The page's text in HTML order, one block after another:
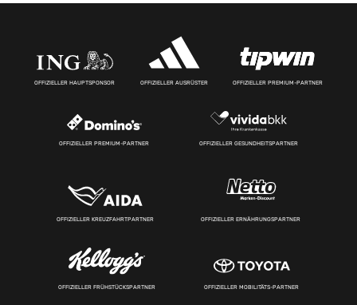
OFFIZIELLER HAUPTSPONSOR OFFIZIELLER AUSRÜSTER OFFIZIELLER PREMIUM-PARTNER
OFFIZIELLER PREMIUM-PARTNER OFFIZIELLER GESUNDHEITSPARTNER
OFFIZIELLER KREUZFAHRTPARTNER OFFIZIELLER ERNÄHRUNGSPARTNER
OFFIZIELLER FRÜHSTÜCKSPARTNER OFFIZIELLER MOBILITÄTS-PARTNER